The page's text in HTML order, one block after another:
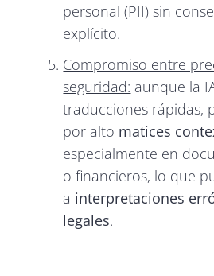
personal (PII) sin
explícito.
Compromiso entre
seguridad: aunque la
traducciones rápidas,
por alto matices
especialmente en
o financieros, lo que
a interpretaciones
legales.